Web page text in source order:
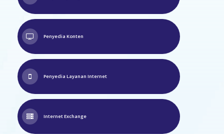
Penyedia Konten
Penyedia Layanan Internet
Internet Exchange